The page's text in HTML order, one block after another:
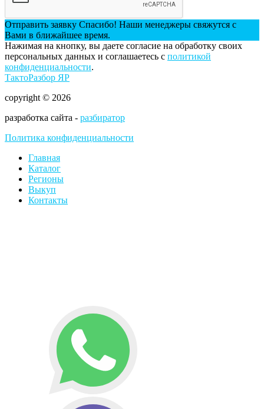
Отправить заявку Спасибо! Наши менеджеры свяжутся с
Вами в ближайшее время.
Нажимая на кнопку, вы даете согласие на обработку своих
персональных данных и соглашаетесь с политикой
конфиденциальности.
ТактоРазбор ЯР
copyright © 2026
разработка сайта - разбиратор
Политика конфиденциальности
Главная
Каталог
Регионы
Выкуп
Контакты